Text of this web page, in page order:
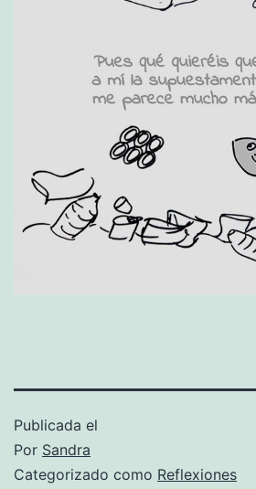
Publicada el
Por Sandra
Categorizado como Reflexiones